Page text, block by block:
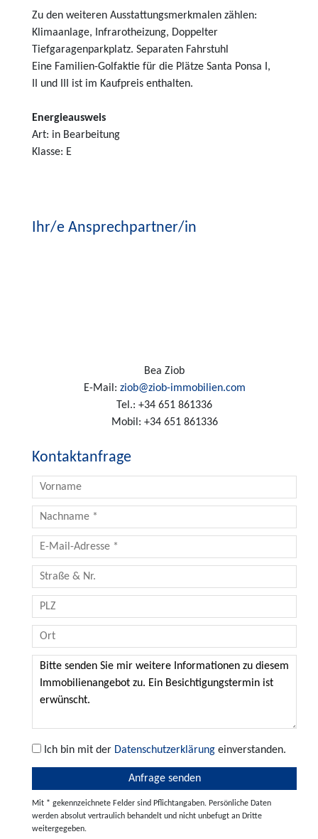
Zu den weiteren Ausstattungsmerkmalen zählen:
Klimaanlage, Infrarotheizung, Doppelter
Tiefgaragenparkplatz. Separaten Fahrstuhl
Eine Familien-Golfaktie für die Plätze Santa Ponsa I,
II und III ist im Kaufpreis enthalten.
Energieausweis
Art: in Bearbeitung
Klasse: E
Ihr/e Ansprechpartner/in
Bea Ziob
E-Mail: ziob@ziob-immobilien.com
Tel.: +34 651 861336
Mobil: +34 651 861336
Kontaktanfrage
Ich bin mit der Datenschutzerklärung einverstanden.
Mit * gekennzeichnete Felder sind Pflichtangaben. Persönliche Daten
werden absolut vertraulich behandelt und nicht unbefugt an Dritte
weitergegeben.